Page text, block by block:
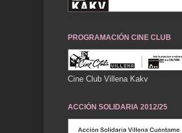
PROGRAMACIÓN CINE CLUB
Cine Club Villena Kakv
ACCIÓN SOLIDARIA 2012/25